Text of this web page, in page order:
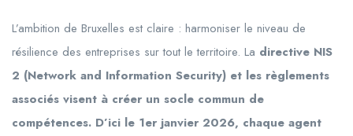
L’ambition de Bruxelles est claire : harmoniser le niveau de
résilience des entreprises sur tout le territoire. La directive NIS
2 (Network and Information Security) et les règlements
associés visent à créer un socle commun de
compétences. D’ici le 1er janvier 2026, chaque agent